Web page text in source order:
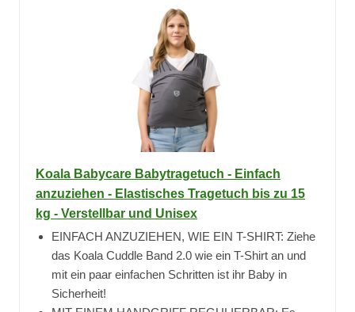
Koala Babycare Babytragetuch - Einfach
anzuziehen - Elastisches Tragetuch bis zu 15
kg - Verstellbar und Unisex
EINFACH ANZUZIEHEN, WIE EIN T-SHIRT: Ziehe
das Koala Cuddle Band 2.0 wie ein T-Shirt an und
mit ein paar einfachen Schritten ist ihr Baby in
Sicherheit!